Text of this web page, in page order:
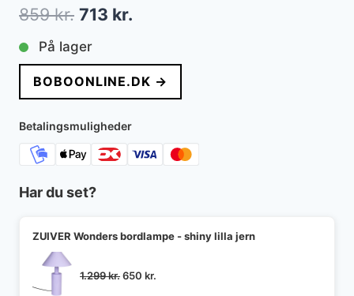
859kr. Den
oprindelige
pris
var:
859 kr..
713 kr.
pris
er:
På lager
BOBOONLINE.DK →
Betalingsmuligheder
Har du set?
ZUIVER Wonders bordlampe - shiny lilla jern
1.299kr.Den
650 kr.